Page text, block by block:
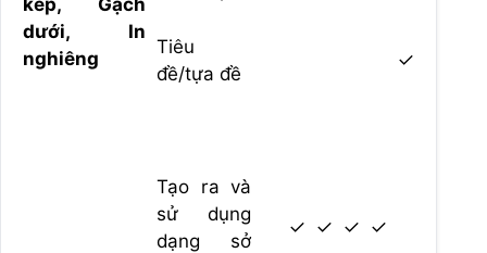
dưới, In
nghiêng
Tiêu
đề/tựa đề
✓
Tạo ra và
sử dụng
dạng sở
✓ ✓ ✓ ✓